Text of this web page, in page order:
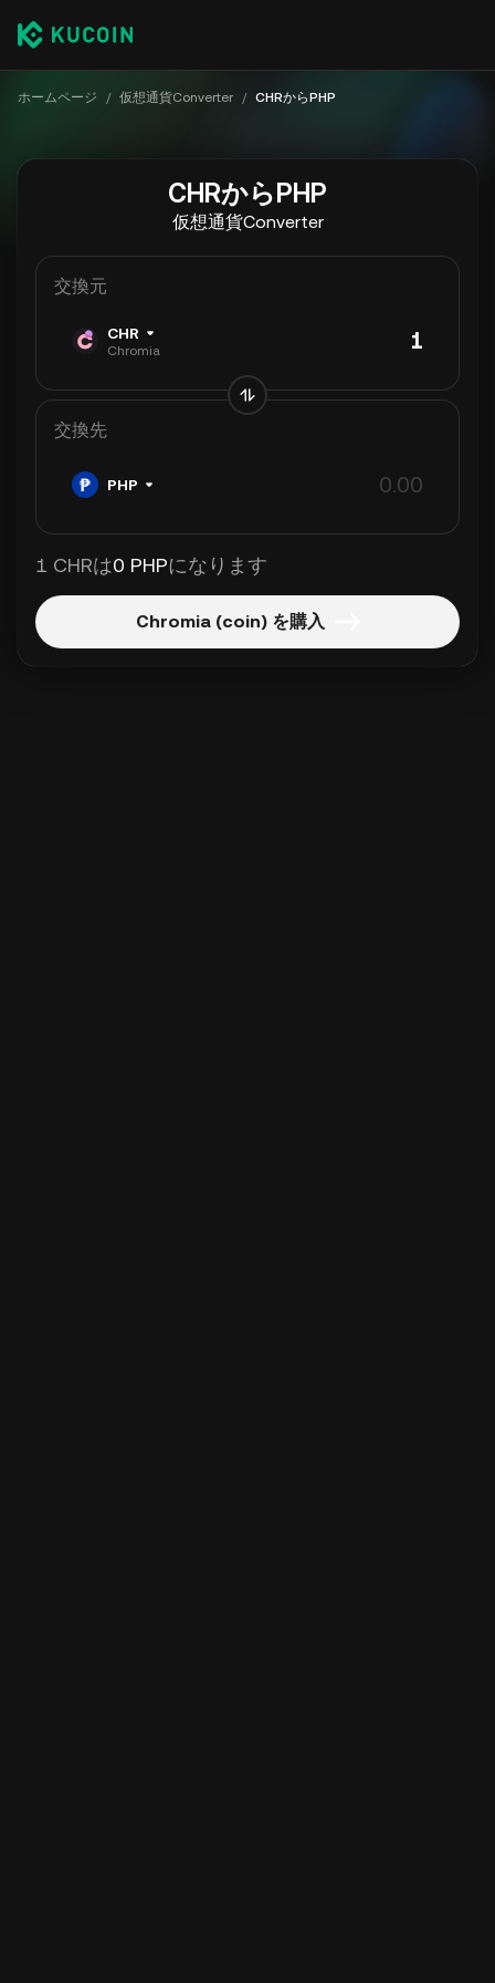
ホームページ / 仮想通貨Converter / CHRからPHP
CHRからPHP
仮想通貨Converter
交換元
CHR
Chromia
交換先
PHP
1 CHRは0 PHPになります
Chromia (coin) を購入